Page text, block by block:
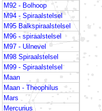
M92 - Bolhoop
M94 - Spiraalstelsel
M95 Balkspiraalstelsel
M96 - spiraalstelsel
M97 - Uilnevel
M98 Spiraalstelsel
M99 - Spiraalstelsel
Maan
Maan - Theophilus
Mars
Mercurius